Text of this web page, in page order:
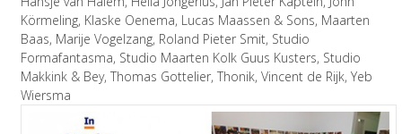
Körmeling, Klaske Oenema, Lucas Maassen & Sons, Maarten
Baas, Marije Vogelzang, Roland Pieter Smit, Studio
Formafantasma, Studio Maarten Kolk Guus Kusters, Studio
Makkink & Bey, Thomas Gottelier, Thonik, Vincent de Rijk, Yeb
Wiersma